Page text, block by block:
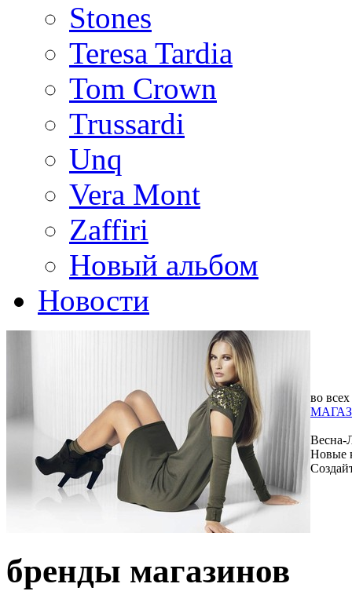
Stones
Teresa Tardia
Tom Crown
Trussardi
Unq
Vera Mont
Zaffiri
Новый альбом
Новости
во всех
Весна-
Новые
бренды магазинов